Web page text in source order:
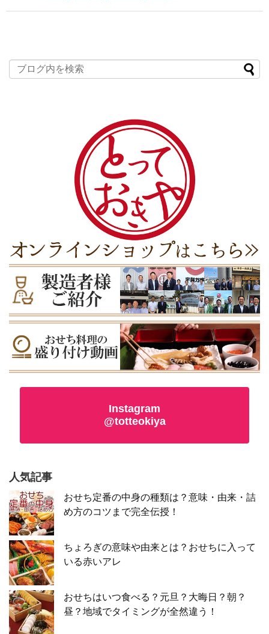
Instagram
@totteokiya
人気記事
おせち定番の中身の種類は？意味・由来・詰
め方のコツまで完全伝授！
ちょろぎの意味や由来とは？おせちに入って
いる赤いアレ
おせちはいつ食べる？元旦？大晦日？朝？
昼？地域でタイミングが全然違う！